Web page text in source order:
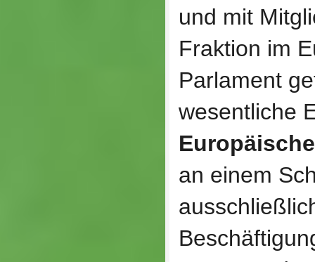
und mit
Fraktion im
Parlament
wesentliche
an einem